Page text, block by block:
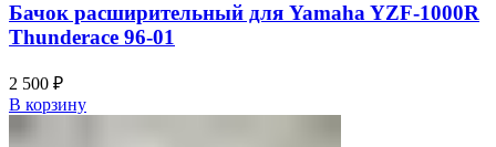
Бачок расширительный для Yamaha YZF-1000R
Thunderace 96-01
2 500 ₽
В корзину